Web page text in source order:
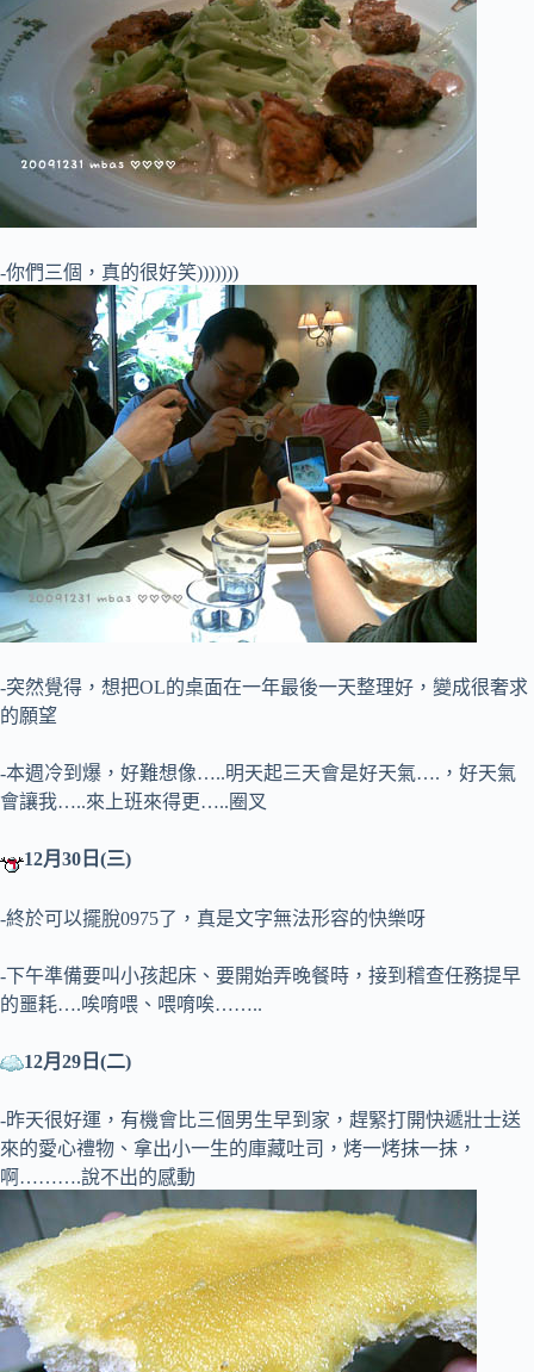
-你們三個，真的很好笑)))))))
-突然覺得，想把OL的桌面在一年最後一天整理好，變成很奢求
的願望
-本週冷到爆，好難想像…..明天起三天會是好天氣….，好天氣
會讓我…..來上班來得更…..圈叉
12月30日(三)
-終於可以擺脫0975了，真是文字無法形容的快樂呀
-下午準備要叫小孩起床、要開始弄晚餐時，接到稽查任務提早
的噩耗….唉唷喂、喂唷唉……..
12月29日(二)
-昨天很好運，有機會比三個男生早到家，趕緊打開快遞壯士送
來的愛心禮物、拿出小一生的庫藏吐司，烤一烤抹一抹，
啊……….說不出的感動